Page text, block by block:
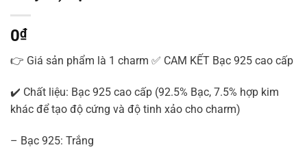
0₫
👉 Giá sản phẩm là 1 charm ✅ CAM KẾT Bạc 925 cao cấp
✔️ Chất liệu: Bạc 925 cao cấp (92.5% Bạc, 7.5% hợp kim
khác để tạo độ cứng và độ tinh xảo cho charm)
– Bạc 925: Trắng